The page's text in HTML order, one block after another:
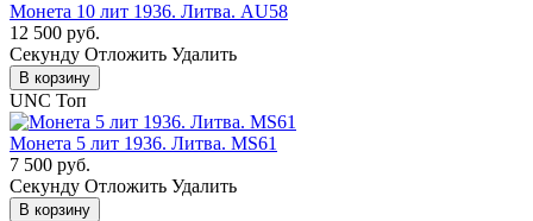
Монета 10 лит 1936. Литва. AU58
12 500 руб.
Cекунду Отложить Удалить
В корзину
UNC Топ
Монета 5 лит 1936. Литва. MS61
7 500 руб.
Cекунду Отложить Удалить
В корзину